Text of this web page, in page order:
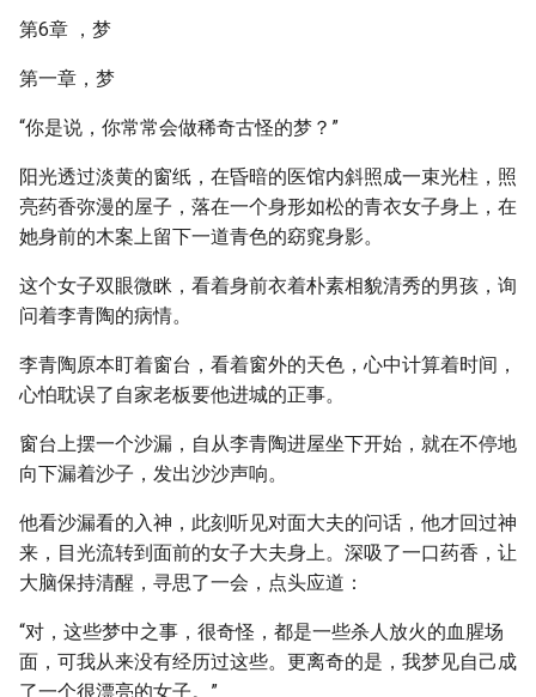
第6章 ，梦
第一章，梦
“你是说，你常常会做稀奇古怪的梦？”
阳光透过淡黄的窗纸，在昏暗的医馆内斜照成一束光柱，照
亮药香弥漫的屋子，落在一个身形如松的青衣女子身上，在
她身前的木案上留下一道青色的窈窕身影。
这个女子双眼微眯，看着身前衣着朴素相貌清秀的男孩，询
问着李青陶的病情。
李青陶原本盯着窗台，看着窗外的天色，心中计算着时间，
心怕耽误了自家老板要他进城的正事。
窗台上摆一个沙漏，自从李青陶进屋坐下开始，就在不停地
向下漏着沙子，发出沙沙声响。
他看沙漏看的入神，此刻听见对面大夫的问话，他才回过神
来，目光流转到面前的女子大夫身上。深吸了一口药香，让
大脑保持清醒，寻思了一会，点头应道：
“对，这些梦中之事，很奇怪，都是一些杀人放火的血腥场
面，可我从来没有经历过这些。更离奇的是，我梦见自己成
了一个很漂亮的女子。”